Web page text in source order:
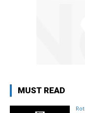
MUST READ